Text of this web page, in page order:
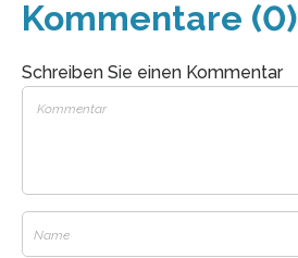
Kommentare (0)
Schreiben Sie einen Kommentar